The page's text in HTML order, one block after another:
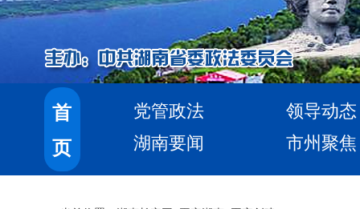
首
页
党管政法
领导动态
湖南要闻
市州聚焦